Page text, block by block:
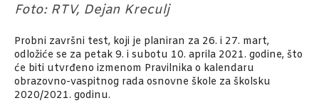
Foto: RTV, Dejan Kreculj
Probni završni test, koji je planiran za 26. i 27. mart,
odložiće se za petak 9. i subotu 10. aprila 2021. godine, što
će biti utvrđeno izmenom Pravilnika o kalendaru
obrazovno-vaspitnog rada osnovne škole za školsku
2020/2021. godinu.